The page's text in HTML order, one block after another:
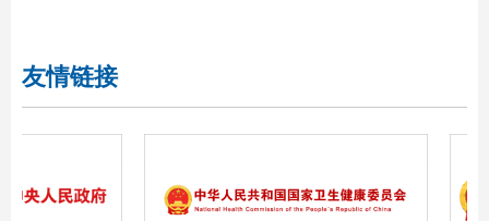
友情链接